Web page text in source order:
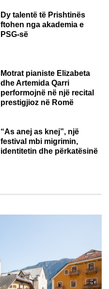
Dy talentë të Prishtinës
ftohen nga akademia e
PSG-së
Motrat pianiste Elizabeta
dhe Artemida Qarri
performojnë në një recital
prestigjioz në Romë
“As anej as knej”, një
festival mbi migrimin,
identitetin dhe përkatësinë